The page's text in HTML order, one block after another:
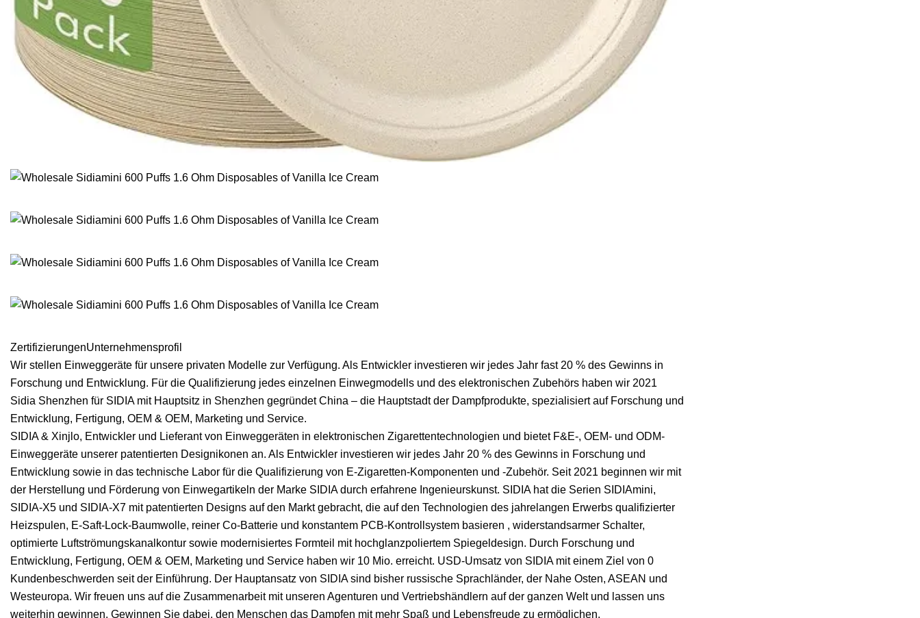
ZertifizierungenUnternehmensprofil
Wir stellen Einweggeräte für unsere privaten Modelle zur Verfügung. Als Entwickler investieren wir jedes Jahr fast 20 % des Gewinns in
Forschung und Entwicklung. Für die Qualifizierung jedes einzelnen Einwegmodells und des elektronischen Zubehörs haben wir 2021
Sidia Shenzhen für SIDIA mit Hauptsitz in Shenzhen gegründet China – die Hauptstadt der Dampfprodukte, spezialisiert auf Forschung und
Entwicklung, Fertigung, OEM & OEM, Marketing und Service.
SIDIA & Xinjlo, Entwickler und Lieferant von Einweggeräten in elektronischen Zigarettentechnologien und bietet F&E-, OEM- und ODM-
Einweggeräte unserer patentierten Designikonen an. Als Entwickler investieren wir jedes Jahr 20 % des Gewinns in Forschung und
Entwicklung sowie in das technische Labor für die Qualifizierung von E-Zigaretten-Komponenten und -Zubehör. Seit 2021 beginnen wir mit
der Herstellung und Förderung von Einwegartikeln der Marke SIDIA durch erfahrene Ingenieurskunst. SIDIA hat die Serien SIDIAmini,
SIDIA-X5 und SIDIA-X7 mit patentierten Designs auf den Markt gebracht, die auf den Technologien des jahrelangen Erwerbs qualifizierter
Heizspulen, E-Saft-Lock-Baumwolle, reiner Co-Batterie und konstantem PCB-Kontrollsystem basieren , widerstandsarmer Schalter,
optimierte Luftströmungskanalkontur sowie modernisiertes Formteil mit hochglanzpoliertem Spiegeldesign. Durch Forschung und
Entwicklung, Fertigung, OEM & OEM, Marketing und Service haben wir 10 Mio. erreicht. USD-Umsatz von SIDIA mit einem Ziel von 0
Kundenbeschwerden seit der Einführung. Der Hauptansatz von SIDIA sind bisher russische Sprachländer, der Nahe Osten, ASEAN und
Westeuropa. Wir freuen uns auf die Zusammenarbeit mit unseren Agenturen und Vertriebshändlern auf der ganzen Welt und lassen uns
weiterhin gewinnen. Gewinnen Sie dabei, den Menschen das Dampfen mit mehr Spaß und Lebensfreude zu ermöglichen.